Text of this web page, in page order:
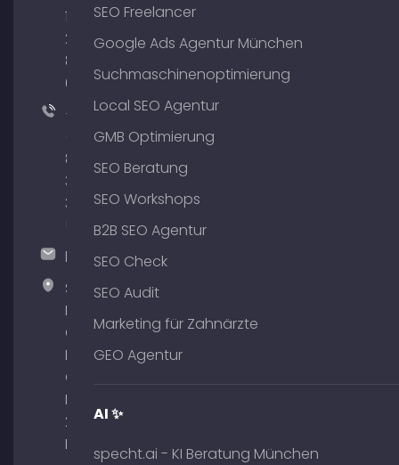
176
204
801
64
+49
89
380
375
hallo@timospecht.de
Specht
Marketing
GmbH –
Palais am
Obelisk
Briennerstr.
29 80333
München
SEO Freelancer
Google Ads Agentur München
Suchmaschinenoptimierung
Local SEO Agentur
GMB Optimierung
SEO Beratung
SEO Workshops
B2B SEO Agentur
SEO Check
SEO Audit
Marketing für Zahnärzte
GEO Agentur
AI ✨
specht.ai - KI Beratung München